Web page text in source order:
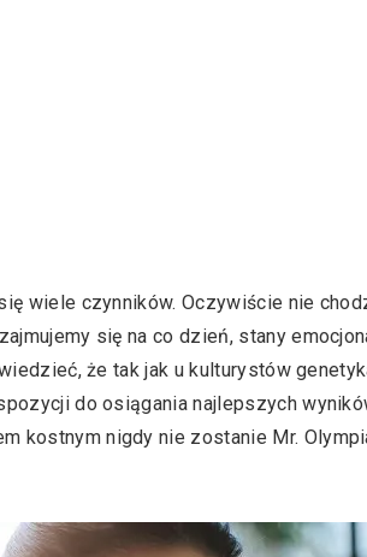
wiele czynników. Oczywiście nie
się na co dzień, stany
że tak jak u kulturystów
do osiągania najlepszych
kostnym nigdy nie zostanie Mr.